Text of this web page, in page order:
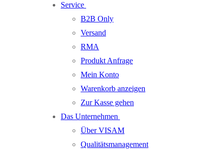
Service
B2B Only
Versand
RMA
Produkt Anfrage
Mein Konto
Warenkorb anzeigen
Zur Kasse gehen
Das Unternehmen
Über VISAM
Qualitätsmanagement